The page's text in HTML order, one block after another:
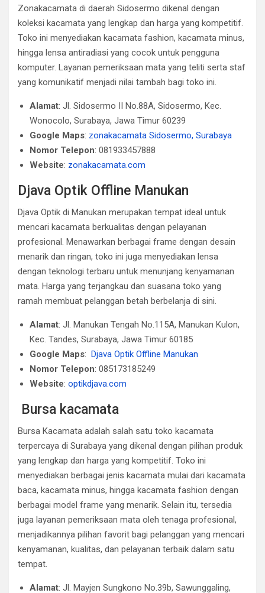
Zonakacamata di daerah Sidosermo dikenal dengan
koleksi kacamata yang lengkap dan harga yang kompetitif.
Toko ini menyediakan kacamata fashion, kacamata minus,
hingga lensa antiradiasi yang cocok untuk pengguna
komputer. Layanan pemeriksaan mata yang teliti serta staf
yang komunikatif menjadi nilai tambah bagi toko ini.
Alamat: Jl. Sidosermo II No.88A, Sidosermo, Kec.
Wonocolo, Surabaya, Jawa Timur 60239
Google Maps: zonakacamata Sidosermo, Surabaya
Nomor Telepon: 081933457888
Website: zonakacamata.com
Djava Optik Offline Manukan
Djava Optik di Manukan merupakan tempat ideal untuk
mencari kacamata berkualitas dengan pelayanan
profesional. Menawarkan berbagai frame dengan desain
menarik dan ringan, toko ini juga menyediakan lensa
dengan teknologi terbaru untuk menunjang kenyamanan
mata. Harga yang terjangkau dan suasana toko yang
ramah membuat pelanggan betah berbelanja di sini.
Alamat: Jl. Manukan Tengah No.115A, Manukan Kulon,
Kec. Tandes, Surabaya, Jawa Timur 60185
Google Maps: Djava Optik Offline Manukan
Nomor Telepon: 085173185249
Website: optikdjava.com
Bursa kacamata
Bursa Kacamata adalah salah satu toko kacamata
terpercaya di Surabaya yang dikenal dengan pilihan produk
yang lengkap dan harga yang kompetitif. Toko ini
menyediakan berbagai jenis kacamata mulai dari kacamata
baca, kacamata minus, hingga kacamata fashion dengan
berbagai model frame yang menarik. Selain itu, tersedia
juga layanan pemeriksaan mata oleh tenaga profesional,
menjadikannya pilihan favorit bagi pelanggan yang mencari
kenyamanan, kualitas, dan pelayanan terbaik dalam satu
tempat.
Alamat: Jl. Mayjen Sungkono No.39b, Sawunggaling,